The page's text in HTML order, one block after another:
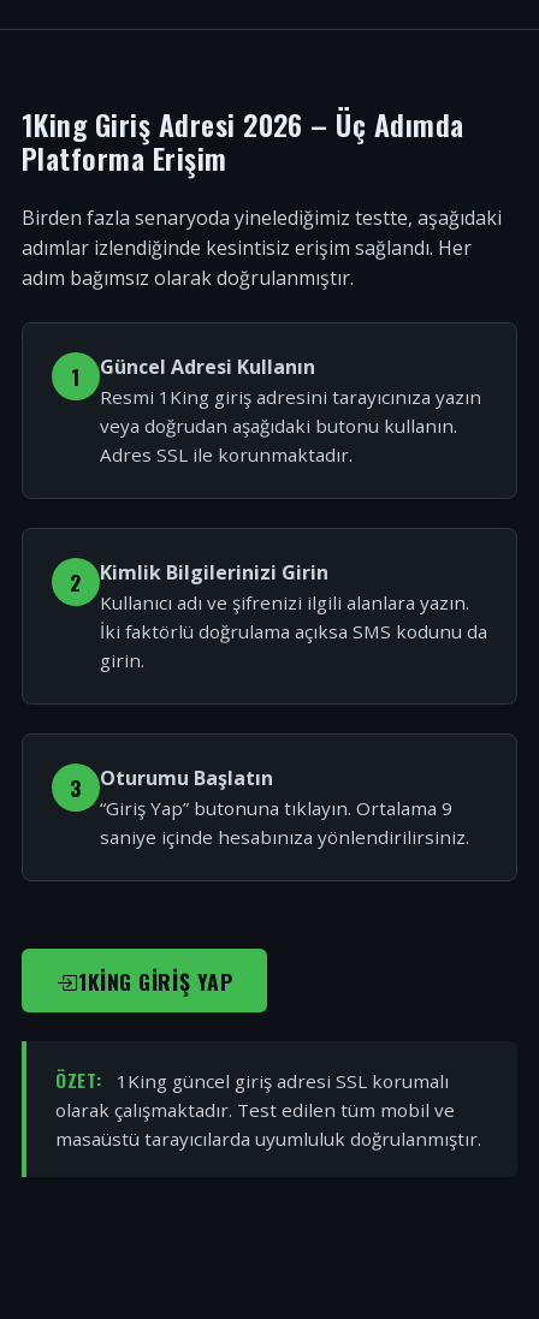
1King Giriş Adresi 2026 – Üç Adımda
Platforma Erişim
Birden fazla senaryoda yinelediğimiz testte, aşağıdaki
adımlar izlendiğinde kesintisiz erişim sağlandı. Her
adım bağımsız olarak doğrulanmıştır.
1 Güncel Adresi Kullanın
Resmi 1King giriş adresini tarayıcınıza yazın
veya doğrudan aşağıdaki butonu kullanın.
Adres SSL ile korunmaktadır.
2 Kimlik Bilgilerinizi Girin
Kullanıcı adı ve şifrenizi ilgili alanlara yazın.
İki faktörlü doğrulama açıksa SMS kodunu da
girin.
3 Oturumu Başlatın
“Giriş Yap” butonuna tıklayın. Ortalama 9
saniye içinde hesabınıza yönlendirilirsiniz.
1KING GIRIŞ YAP
ÖZET:
1King güncel giriş adresi SSL korumalı
olarak çalışmaktadır. Test edilen tüm mobil ve
masaüstü tarayıcılarda uyumluluk doğrulanmıştır.